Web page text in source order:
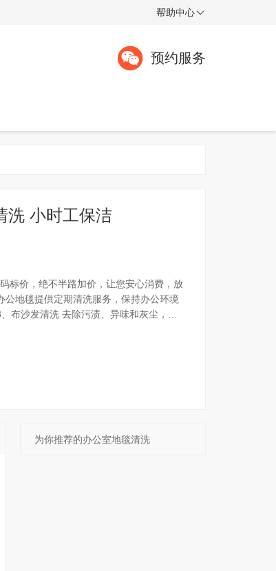
帮助中心
预约服务
洗 小时工保洁
标价，绝不半路加价，让您安心消费，放
地毯提供定期清洗服务，保持办公环境
布沙发清洗 去除污渍、异味和灰尘，恢
工保洁服务是您的理想选择。您可以根
为你推荐的办公室地毯清洗